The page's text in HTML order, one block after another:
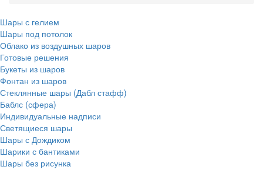
Шары с гелием
Шары под потолок
Облако из воздушных шаров
Готовые решения
Букеты из шаров
Фонтан из шаров
Стеклянные шары (Дабл стафф)
Баблс (сфера)
Индивидуальные надписи
Светящиеся шары
Шары с Дождиком
Шарики с бантиками
Шары без рисунка